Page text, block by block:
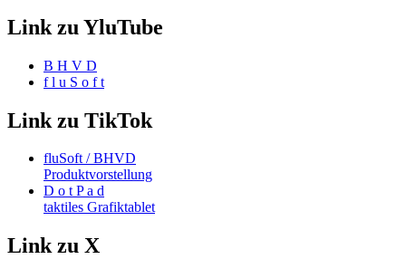
Link zu YluTube
B H V D
f l u S o f t
Link zu TikTok
fluSoft / BHVD
Produktvorstellung
D o t P a d
taktiles Grafiktablet
Link zu X